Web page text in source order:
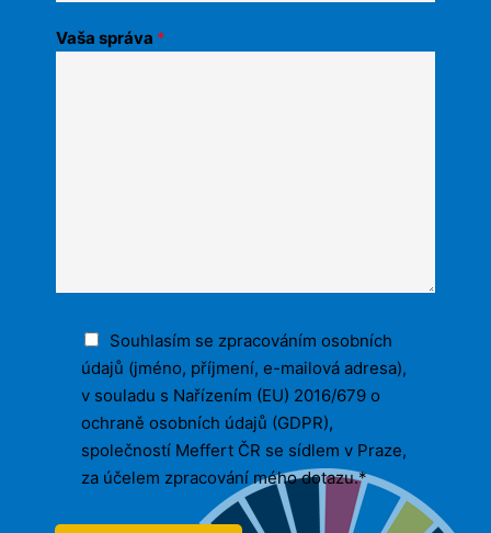
Vaša správa *
Souhlasím se zpracováním osobních
údajů (jméno, příjmení, e-mailová adresa),
v souladu s Nařízením (EU) 2016/679 o
ochraně osobních údajů (GDPR),
společností Meffert ČR se sídlem v Praze,
za účelem zpracování mého dotazu.*